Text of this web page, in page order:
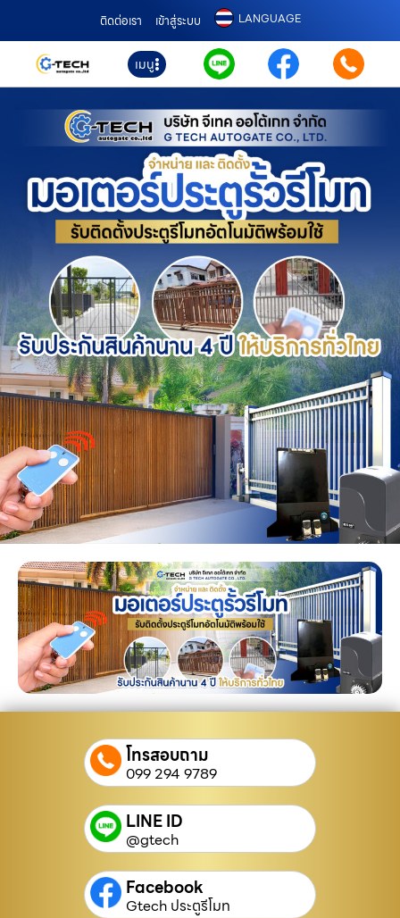
ติดต่อเรา เข้าสู่ระบบ LANGUAGE
เมนู
โทรสอบถาม
099 294 9789
LINE ID
@gtech
Facebook
Gtech ประตูรีโมท